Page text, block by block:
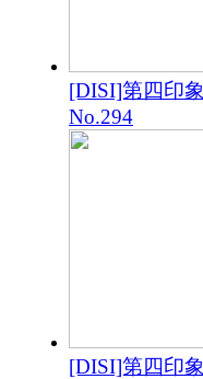
[DISI]第四印象
No.294
[DISI]第四印象